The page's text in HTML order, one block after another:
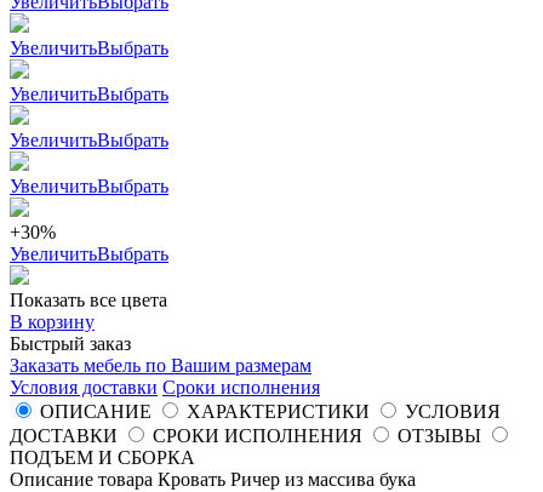
УвеличитьВыбрать
УвеличитьВыбрать
УвеличитьВыбрать
УвеличитьВыбрать
+30%
УвеличитьВыбрать
Показать все цвета
В корзину
Быстрый заказ
Заказать мебель по Вашим размерам
Условия доставки Сроки исполнения
ОПИСАНИЕ
ХАРАКТЕРИСТИКИ
УСЛОВИЯ
ДОСТАВКИ
СРОКИ ИСПОЛНЕНИЯ
ОТЗЫВЫ
ПОДЪЕМ И СБОРКА
Описание товара Кровать Ричер из массива бука